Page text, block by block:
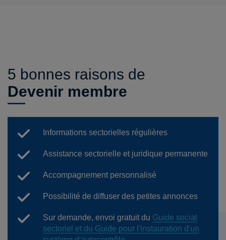
5 bonnes raisons de
Devenir membre
Informations sectorielles régulières
Assistance sectorielle et juridique permanente
Accompagnement personnalisé
Possibilité de diffuser des petites annonces
Sur demande, envoi gratuit du Guide social
sectoriel et du Guide pour l'instauration d'un